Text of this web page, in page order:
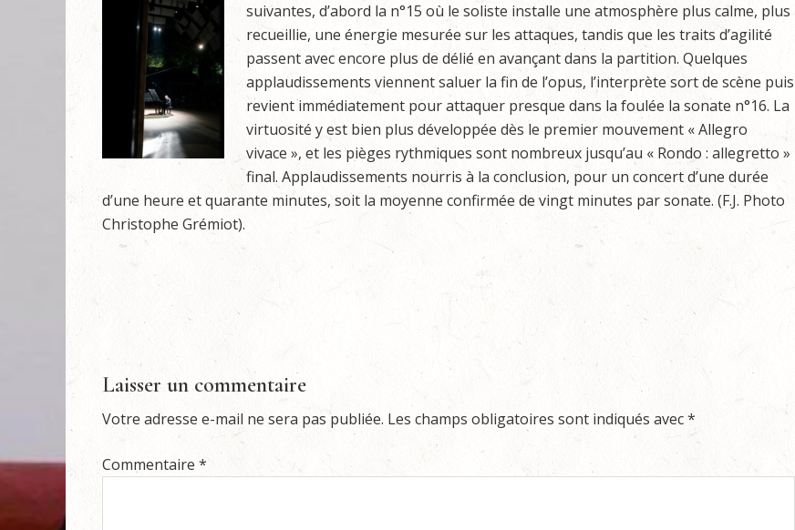
suivantes, d’abord la n°15 où le soliste installe une atmosphère plus calme, plus
recueillie, une énergie mesurée sur les attaques, tandis que les traits d’agilité
passent avec encore plus de délié en avançant dans la partition. Quelques
applaudissements viennent saluer la fin de l’opus, l’interprète sort de scène puis
revient immédiatement pour attaquer presque dans la foulée la sonate n°16. La
virtuosité y est bien plus développée dès le premier mouvement « Allegro
vivace », et les pièges rythmiques sont nombreux jusqu’au « Rondo : allegretto »
final. Applaudissements nourris à la conclusion, pour un concert d’une durée
d’une heure et quarante minutes, soit la moyenne confirmée de vingt minutes par sonate. (F.J. Photo
Christophe Grémiot).
Laisser un commentaire
Votre adresse e-mail ne sera pas publiée. Les champs obligatoires sont indiqués avec*
Commentaire *